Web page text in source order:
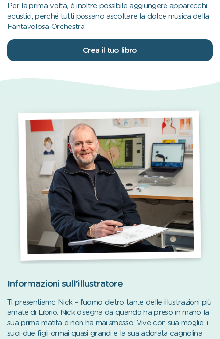
Per la prima volta, è inoltre possibile aggiungere apparecchi
acustici, perché tutti possano ascoltare la dolce musica della
Fantavolosa Orchestra.
Crea il tuo libro
Informazioni sull’illustratore
Ti presentiamo Nick – l’uomo dietro tante delle illustrazioni più
amate di Librio. Nick disegna da quando ha preso in mano la
sua prima matita e non ha mai smesso. Vive con sua moglie, i
suoi due figli ormai quasi grandi e la sua adorata cagnolina